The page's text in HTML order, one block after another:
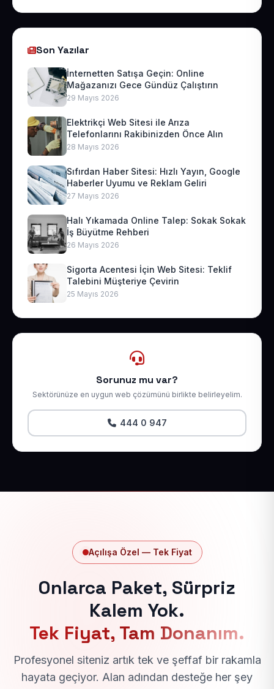
Son Yazılar
İnternetten Satışa Geçin: Online
Mağazanızı Gece Gündüz Çalıştırın
29 Mayıs 2026
Elektrikçi Web Sitesi ile Arıza
Telefonlarını Rakibinizden Önce Alın
28 Mayıs 2026
Sıfırdan Haber Sitesi: Hızlı Yayın, Google
Haberler Uyumu ve Reklam Geliri
27 Mayıs 2026
Halı Yıkamada Online Talep: Sokak Sokak
İş Büyütme Rehberi
26 Mayıs 2026
Sigorta Acentesi İçin Web Sitesi: Teklif
Talebini Müşteriye Çevirin
25 Mayıs 2026
Sorunuz mu var?
Sektörünüze en uygun web çözümünü birlikte belirleyelim.
444 0 947
Açılışa Özel — Tek Fiyat
Onlarca Paket, Sürpriz
Kalem Yok.
Tek Fiyat, Tam Donanım.
Profesyonel siteniz artık tek ve şeffaf bir rakamla
hayata geçiyor. Alan adından desteğe her şey